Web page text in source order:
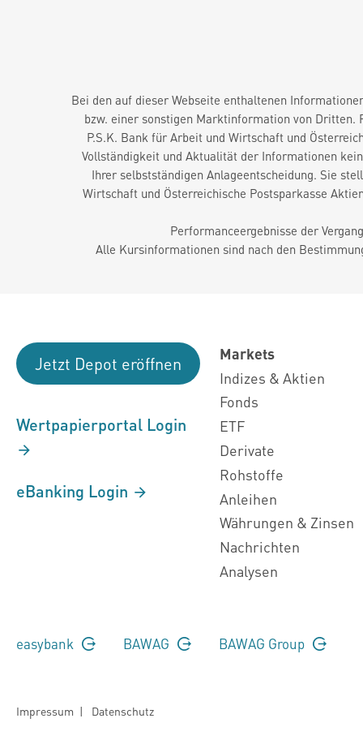
Bei den auf dieser Webseite enthaltenen
bzw. einer sonstigen Marktinformation von Dritten.
P.S.K. Bank für Arbeit und Wirtschaft und
Vollständigkeit und Aktualität der Informationen
Ihrer selbstständigen Anlageentscheidung. Sie
Wirtschaft und Österreichische Postsparkasse
Performanceergebnisse der
Alle Kursinformationen sind nach den
Jetzt Depot eröffnen
Wertpapierportal Login
eBanking Login
Markets
Indizes & Aktien
Fonds
ETF
Derivate
Rohstoffe
Anleihen
Währungen & Zinsen
Nachrichten
Analysen
easybank BAWAG BAWAG Group
Impressum | Datenschutz